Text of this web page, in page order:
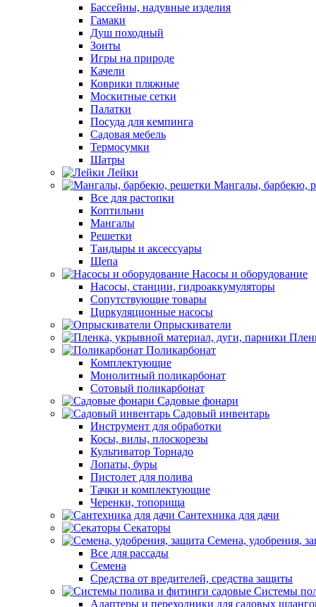
Бассейны, надувные изделия
Гамаки
Душ походный
Зонты
Игры на природе
Качели
Коврики пляжные
Москитные сетки
Палатки
Посуда для кемпинга
Садовая мебель
Термосумки
Шатры
Лейки
Мангалы, барбекю,
Все для растопки
Коптильни
Мангалы
Решетки
Тандыры и аксессуары
Щепа
Насосы и оборудование
Насосы, станции, гидроаккумуляторы
Сопутствующие товары
Циркуляционные насосы
Опрыскиватели
Поликарбонат
Комплектующие
Монолитный поликарбонат
Сотовый поликарбонат
Садовые фонари
Садовый инвентарь
Инструмент для обработки
Косы, вилы, плоскорезы
Культиватор Торнадо
Лопаты, буры
Пистолет для полива
Тачки и комплектующие
Черенки, топорища
Сантехника для дачи
Секаторы
Семена, удобрения,
Все для рассады
Семена
Средства от вредителей, средства защиты
Системы
Адаптеры и переходники для садовых